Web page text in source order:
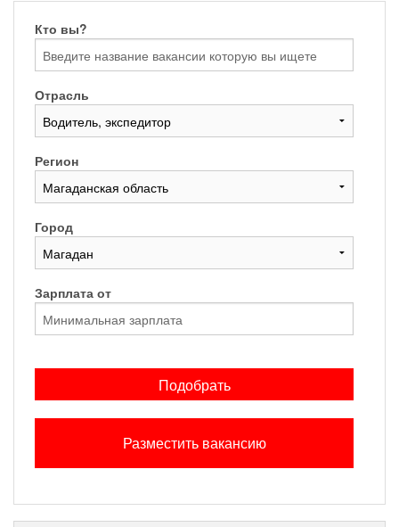
Кто вы?
Отрасль
Регион
Город
Зарплата от
Подобрать
Разместить вакансию